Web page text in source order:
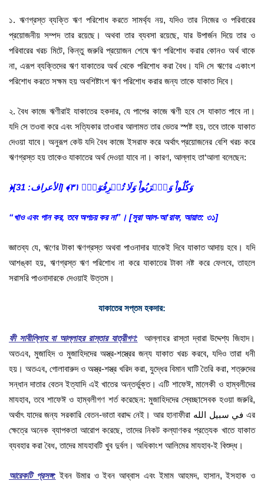
১. ঋণগ্রস্ত ব্যক্তি ঋণ পরিশোধ করতে সামর্থ্য নয়, যদিও তার নিজের ও পরিবারের
প্রয়োজনীয় সম্পদ তার রয়েছে। অথবা তার ব্যবসা রয়েছে, যার উপার্জন দিয়ে তার ও
পরিবারের খরচ মিটে, কিন্তু জরুরি প্রয়োজন শেষে ঋণ পরিশোধ করার কোনও অর্থ থাকে
না, এরূপ ব্যক্তিদের ঋণ যাকাতের অর্থ থেকে পরিশোধ করা বৈধ। যদি সে ঋণের একাংশ
পরিশোধ করতে সক্ষম হয় অবশিষ্টাংশ ঋণ পরিশোধ করার জন্য তাকে যাকাত দিবে।
২. বৈধ কাজে ঋণীরাই যাকাতের হকদার, যে পাপের কাজে ঋণী হবে সে যাকাত পাবে না।
যদি সে তওবা করে এবং সত্যিকার তাওবার আলামত তার ভেতর স্পষ্ট হয়, তবে তাকে যাকাত
দেওয়া যাবে। অনুরূপ কেউ যদি বৈধ কাজে ইসরাফ করে অর্থাৎ প্রয়োজনের বেশি খরচ করে
ঋণগ্রস্ত হয় তাকেও যাকাতের অর্থ দেওয়া যাবে না। কারণ, আল্লাহ তা‘আলা বলেছেন:
﴿وَكُلُواْ وَٱشۡرَبُواْ وَلَا تُسۡرِفُوٓاْۚ ٣١﴾ [الأعراف: 31]
“খাও এবং পান কর, তবে অপচয় কর না”। [সূরা আল-আ‘রাফ, আয়াত: ৩১]
জ্ঞাতব্য যে, ঋণের টাকা ঋণগ্রস্ত অথবা পাওনাদার যাকেই দিবে যাকাত আদায় হবে। যদি
আশঙ্কা হয়, ঋণগ্রস্ত ঋণ পরিশোধ না করে যাকাতের টাকা নষ্ট করে ফেলবে, তাহলে
সরাসরি পাওনাদারকে দেওয়াই উত্তম।
যাকাতের সপ্তম হকদার:
ফী সাবল্লিাহ বা আল্লাহর রাস্তার যাত্রীগণ:আল্লাহর রাস্তা দ্বারা উদ্দেশ্য জিহাদ।
অতএব, মুজাহিদ ও মুজাহিদদের অস্ত্র-শস্ত্রের জন্য যাকাত খরচ করবে, যদিও তারা ধনী
হয়। অতএব, গোলাবারুদ ও অস্ত্র-শস্ত্র খরিদ করা, যুদ্ধের বিমান ঘাটি তৈরি করা, শত্রুদের
সন্ধান দাতার বেতন ইত্যাদি এই খাতের অন্তর্ভুক্ত। এটি শাফেঈ, মালেকী ও হাম্বলীদের
মাযহাব, তবে শাফেঈ ও হাম্বলীগণ শর্ত করেছেন: মুজাহিদদের স্বেচ্ছাসেবক হওয়া জরুরি,
অর্থাৎ যাদের জন্য সরকারি বেতন-ভাতা বরাদ্দ নেই। আর হানাফীরা في سبيل الله এর
ক্ষেত্রে অনেক ব্যাপকতা আরোপ করেছে, তাদের নিকট কল্যাণকর প্রত্যেক খাতে যাকাত
ব্যবহার করা বৈধ, তাদের মাযহাবটি খুব দুর্বল। অধিকাংশ আলিমের মাযহাব-ই বিশুদ্ধ।
আরেকটি প্রসঙ্গ:ইবন উমার ও ইবন আব্বাস এবং ইমাম আহমদ, হাসান, ইসহাক ও